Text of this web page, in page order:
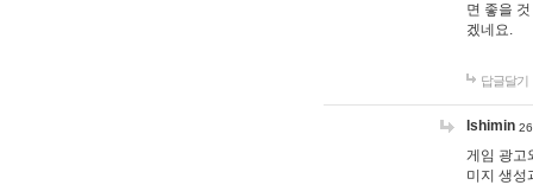
면 좋을
겠네요.
답글달기
lshimin
게임 광고
미지 생성